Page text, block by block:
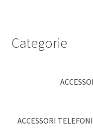
Categorie
ACCESSORI